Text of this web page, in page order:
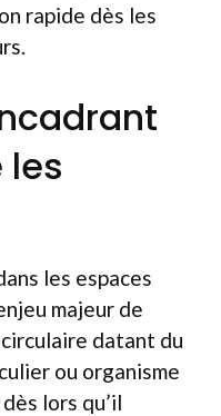
rapide dès les
les
les espaces
majeur de
datant du
ou organisme
lors qu’il